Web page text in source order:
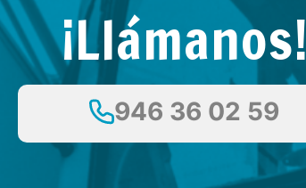
¡Llámanos!
946 36 02 59